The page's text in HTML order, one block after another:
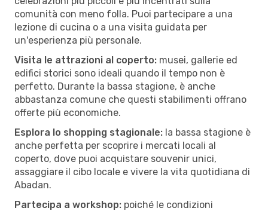
comunità con meno folla. Puoi partecipare a una
lezione di cucina o a una visita guidata per
un'esperienza più personale.
Visita le attrazioni al coperto: musei, gallerie ed
edifici storici sono ideali quando il tempo non è
perfetto. Durante la bassa stagione, è anche
abbastanza comune che questi stabilimenti offrano
offerte più economiche.
Esplora lo shopping stagionale: la bassa stagione è
anche perfetta per scoprire i mercati locali al
coperto, dove puoi acquistare souvenir unici,
assaggiare il cibo locale e vivere la vita quotidiana di
Abadan.
Partecipa a workshop: poiché le condizioni